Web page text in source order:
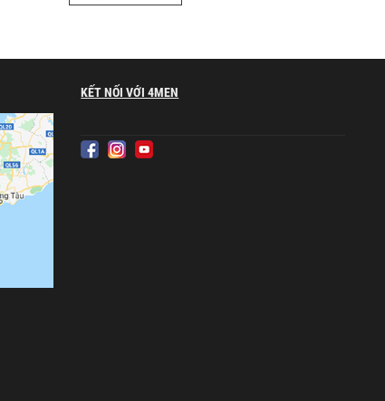
KẾT NỐI VỚI 4MEN